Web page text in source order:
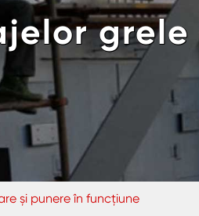
grele
și punere în funcțiune